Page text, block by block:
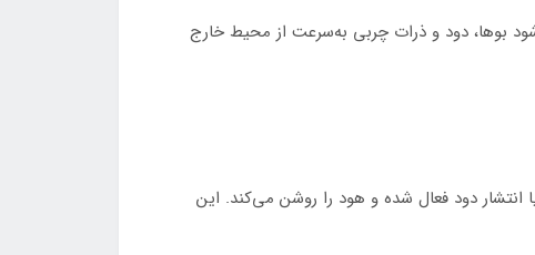
می‌دهد. این قابلیت باعث می‌شود بوها، دود و ذرات چربی به‌سرعت از محیط خارج
دود فعال شده و هود را روشن می‌کند. این